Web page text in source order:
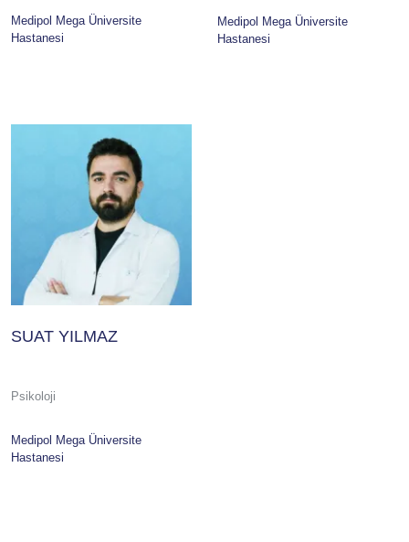
Medipol Mega Üniversite
Hastanesi
Medipol Mega Üniversite
Hastanesi
SUAT YILMAZ
Psikoloji
Medipol Mega Üniversite
Hastanesi